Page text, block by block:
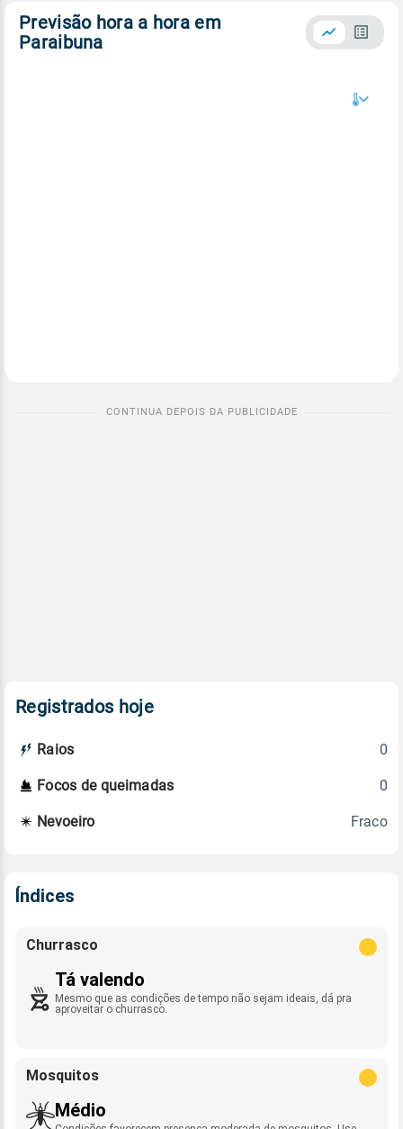
Previsão hora a hora em
Paraibuna
Registrados hoje
Raios 0
Focos de queimadas 0
Nevoeiro Fraco
Índices
Churrasco
Tá valendo
Mesmo que as condições de tempo não sejam ideais, dá pra
aproveitar o churrasco.
Mosquitos
Médio